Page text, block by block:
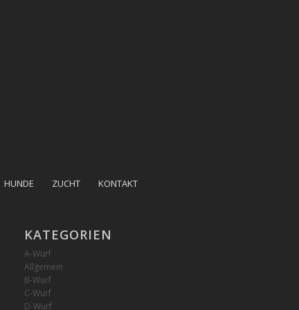
HUNDE ZUCHT KONTAKT
KATEGORIEN
A-Wurf
Allgemein
B-Wurf
C-Wurf
D-Wurf